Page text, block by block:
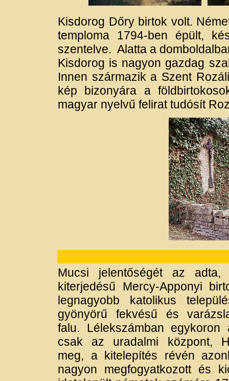
Kisdorog Dőry birtok volt.
temploma 1794-ben épült,
szentelve. Alatta a
Kisdorog is nagyon gazdag
Innen származik a Szent
kép bizonyára a
magyar nyelvű felirat tudósít
Mucsi jelentőségét az
kiterjedésű Mercy-Apponyi
legnagyobb katolikus
gyönyörű fekvésű és
falu. Lélekszámban egykoron
csak az uradalmi központ,
meg, a kitelepítés révén
nagyon megfogyatkozott és